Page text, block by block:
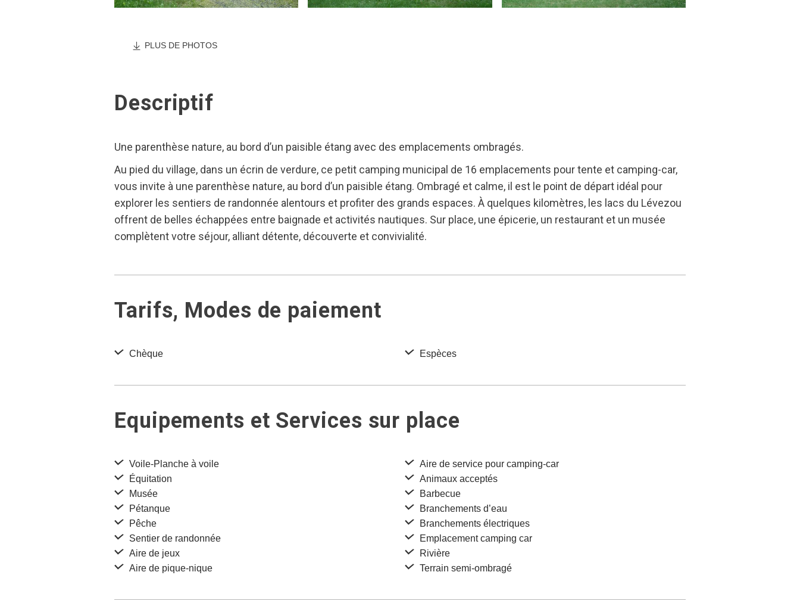
PLUS DE PHOTOS
Descriptif
Une parenthèse nature, au bord d’un paisible étang avec des emplacements ombragés.
Au pied du village, dans un écrin de verdure, ce petit camping municipal de 16 emplacements pour tente et camping-car,
vous invite à une parenthèse nature, au bord d’un paisible étang. Ombragé et calme, il est le point de départ idéal pour
explorer les sentiers de randonnée alentours et profiter des grands espaces. À quelques kilomètres, les lacs du Lévezou
offrent de belles échappées entre baignade et activités nautiques. Sur place, une épicerie, un restaurant et un musée
complètent votre séjour, alliant détente, découverte et convivialité.
Tarifs, Modes de paiement
Chèque Espèces
Equipements et Services sur place
Voile-Planche à voile
Équitation
Musée
Pétanque
Pêche
Sentier de randonnée
Aire de jeux
Aire de pique-nique
Aire de service pour camping-car
Animaux acceptés
Barbecue
Branchements d’eau
Branchements électriques
Emplacement camping car
Rivière
Terrain semi-ombragé